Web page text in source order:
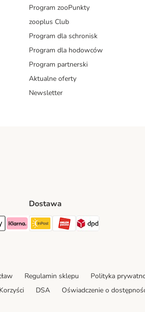
Program zooPunkty
zooplus Club
Program dla schronisk
Program dla hodowców
Program partnerski
Aktualne oferty
Newsletter
Method
Payment Method
Klarna Payment Method
Dostawa
Paczkomat® Shipping Method
ORLEN Paczka
Regulamin sklepu Polityka
Korzyści DSA Oświadczenie o